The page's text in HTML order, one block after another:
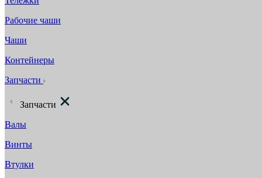
Рабочие чаши
Чаши
Контейнеры
Запчасти
Запчасти
Валы
Винты
Втулки